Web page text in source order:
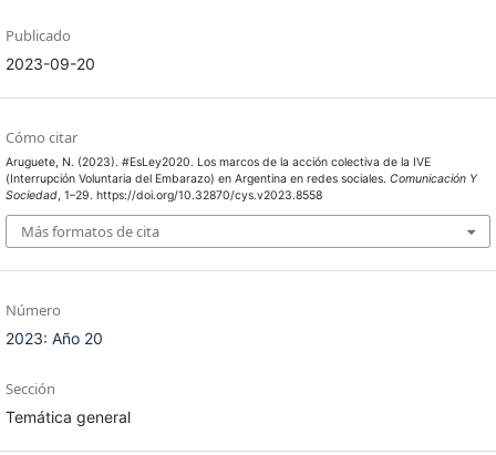
Publicado
2023-09-20
Cómo citar
Aruguete, N. (2023). #EsLey2020. Los marcos de la acción colectiva de la IVE
(Interrupción Voluntaria del Embarazo) en Argentina en redes sociales. Comunicación Y
Sociedad, 1–29. https://doi.org/10.32870/cys.v2023.8558
Más formatos de cita
Número
2023: Año 20
Sección
Temática general